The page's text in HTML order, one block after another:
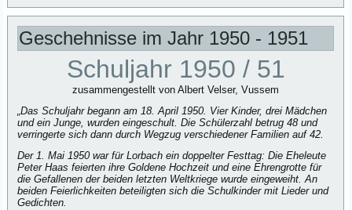
Geschehnisse im Jahr 1950 - 1951
Schuljahr 1950 / 51
zusammengestellt von Albert Velser, Vussem
„Das Schuljahr begann am 18. April 1950. Vier Kinder, drei Mädchen
und ein Junge, wurden eingeschult. Die Schülerzahl betrug 48 und
verringerte sich dann durch Wegzug verschiedener Familien auf 42.
Der 1. Mai 1950 war für Lorbach ein doppelter Festtag: Die Eheleute
Peter Haas feierten ihre Goldene Hochzeit und eine Ehrengrotte für
die Gefallenen der beiden letzten Weltkriege wurde eingeweiht. An
beiden Feierlichkeiten beteiligten sich die Schulkinder mit Lieder und
Gedichten.